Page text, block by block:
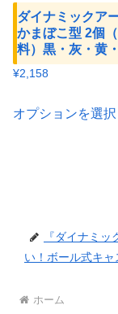
ダイナミックア
かまぼこ型 2個
料）黒・灰・黄
¥2,158
オプションを選択
『ダイナミ
い！ボール式キ
ホーム